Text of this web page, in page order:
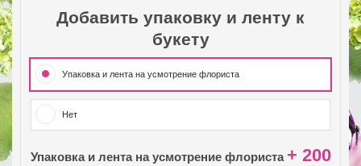
Добавить упаковку и ленту к
букету
Упаковка и лента на усмотрение флориста
Нет
Упаковка и лента на усмотрение флориста + 200